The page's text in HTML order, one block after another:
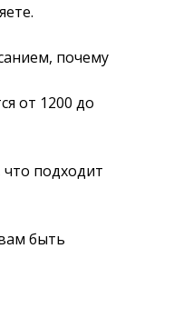
почему
от 1200 до
подходит
быть